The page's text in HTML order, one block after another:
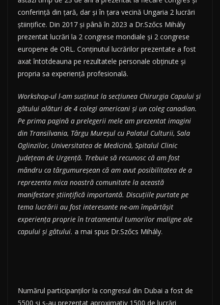
conferință din țară, dar și în țara vecină Ungaria 2 lucrări
științifice. Din 2017 și până în 2023 a Dr.Szőcs Mihály
prezentat lucrări la 2 congrese mondiale și 2 congrese
europene de ORL. Conținutul lucrărilor prezentate a fost
axat întotdeauna pe rezultatele personale obținute și
propria sa experiență profesională.
Workshop-ul l-am susținut la secțiunea Chirurgia Capului și
gâtului alături de 4 colegi americani și un coleg canadian.
Pe prima pagină a prelegerii mele am prezentat imagini
din Transilvania, Târgu Mureșul cu Palatul Culturii, Sala
Oglinzilor, Universitatea de Medicină, Spitalul Clinic
Județean de Urgență. Trebuie să recunosc că am fost
mândru ca târgumureșean că am avut posibilitatea de a
reprezenta mica noastră comunitate la această
manifestare științifică importantă. Discuțiile purtate pe
tema lucrării au fost interesante ne-am împărtășit
experiența proprie în tratamentul tumorilor maligne ale
capului și gâtului. a mai spus Dr.Szőcs Mihály.
Numărul participanților la congresul din Dubai a fost de
5500 și s-au prezentat aproximativ 1500 de lucrări